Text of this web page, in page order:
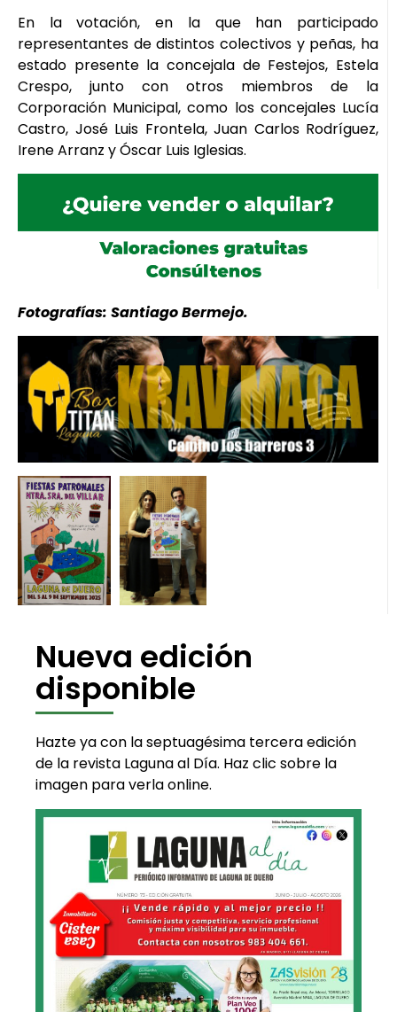
En la votación, en la que han participado
representantes de distintos colectivos y peñas, ha
estado presente la concejala de Festejos, Estela
Crespo, junto con otros miembros de la
Corporación Municipal, como los concejales Lucía
Castro, José Luis Frontela, Juan Carlos Rodríguez,
Irene Arranz y Óscar Luis Iglesias.
Fotografías: Santiago Bermejo.
Nueva edición
disponible
Hazte ya con la septuagésima tercera edición
de la revista Laguna al Día. Haz clic sobre la
imagen para verla online.